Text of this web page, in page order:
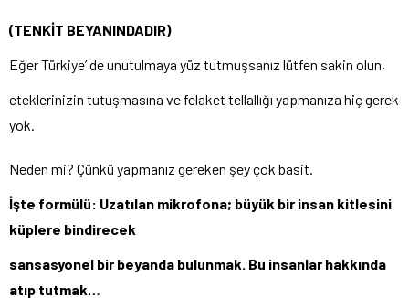
(TENKİT BEYANINDADIR)
Eğer Türkiye’ de unutulmaya yüz tutmuşsanız lütfen sakin olun,
eteklerinizin tutuşmasına ve felaket tellallığı yapmanıza hiç gerek
yok.
Neden mi? Çünkü yapmanız gereken şey çok basit.
İşte formülü: Uzatılan mikrofona; büyük bir insan kitlesini
küplere bindirecek
sansasyonel bir beyanda bulunmak. Bu insanlar hakkında
atıp tutmak…